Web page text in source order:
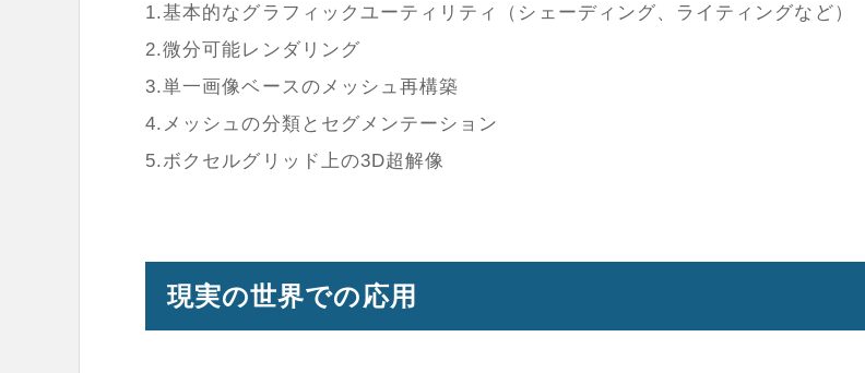
1.基本的なグラフィックユーティリティ（シェーディング、ライティングなど）
2.微分可能レンダリング
3.単一画像ベースのメッシュ再構築
4.メッシュの分類とセグメンテーション
5.ボクセルグリッド上の3D超解像
現実の世界での応用